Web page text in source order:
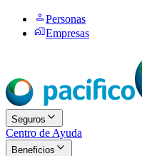
Personas
Empresas
Seguros
Centro de Ayuda
Beneficios